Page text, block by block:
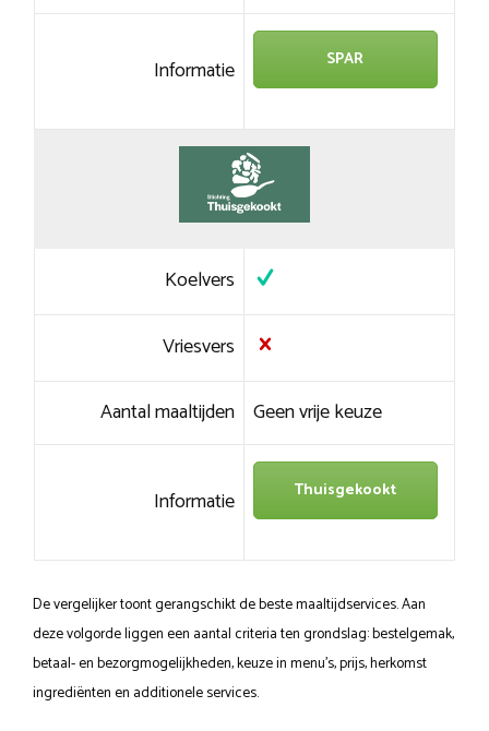
Informatie SPAR
Koelvers
Vriesvers
Aantal maaltijden Geen vrije keuze
Informatie Thuisgekookt
De vergelijker toont gerangschikt de beste maaltijdservices. Aan
deze volgorde liggen een aantal criteria ten grondslag: bestelgemak,
betaal- en bezorgmogelijkheden, keuze in menu’s, prijs, herkomst
ingrediënten en additionele services.